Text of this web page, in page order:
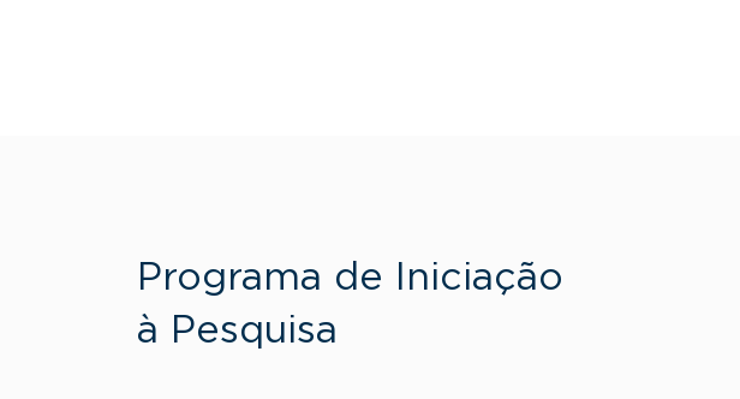
Programa de Iniciação
à Pesquisa